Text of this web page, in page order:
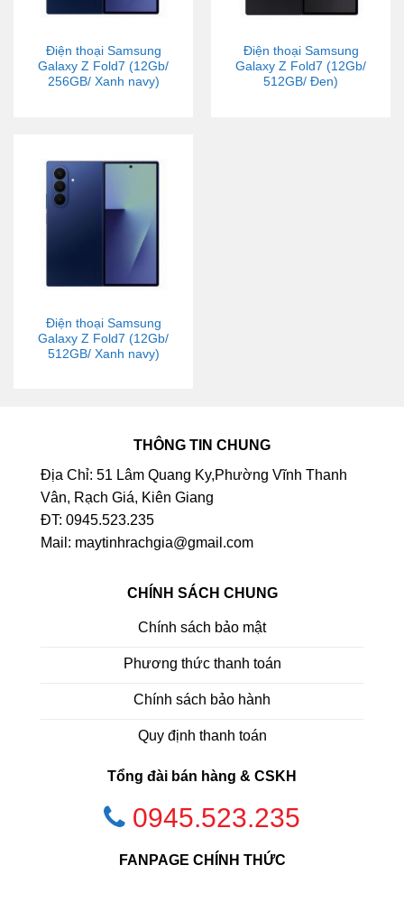
Điện thoại Samsung
Galaxy Z Fold7 (12Gb/
256GB/ Xanh navy)
Điện thoại Samsung
Galaxy Z Fold7 (12Gb/
512GB/ Đen)
Điện thoại Samsung
Galaxy Z Fold7 (12Gb/
512GB/ Xanh navy)
THÔNG TIN CHUNG
Địa Chỉ: 51 Lâm Quang Ky,Phường Vĩnh Thanh
Vân, Rạch Giá, Kiên Giang
ĐT: 0945.523.235
Mail: maytinhrachgia@gmail.com
CHÍNH SÁCH CHUNG
Chính sách bảo mật
Phương thức thanh toán
Chính sách bảo hành
Quy định thanh toán
Tổng đài bán hàng & CSKH
0945.523.235
FANPAGE CHÍNH THỨC